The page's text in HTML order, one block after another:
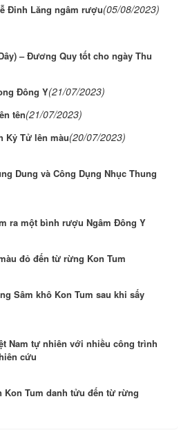
Đinh Lăng ngâm rượu(05/08/2023)
– Đương Quy tốt cho ngày Thu
Đông Y(21/07/2023)
tên(21/07/2023)
Kỷ Tử lên màu(20/07/2023)
Dung và Công Dụng Nhục Thung
ra một bình rượu Ngâm Đông Y
đỏ đến từ rừng Kon Tum
Sâm khô Kon Tum sau khi sấy
Nam tự nhiên với nhiều công trình
cứu
Kon Tum danh tửu đến từ rừng